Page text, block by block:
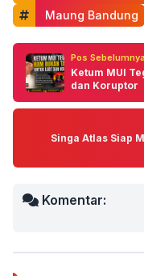
Maung Bandung
Pos
Ketum MUI
dan Koruptor
Singa Atlas Siap
Komentar: